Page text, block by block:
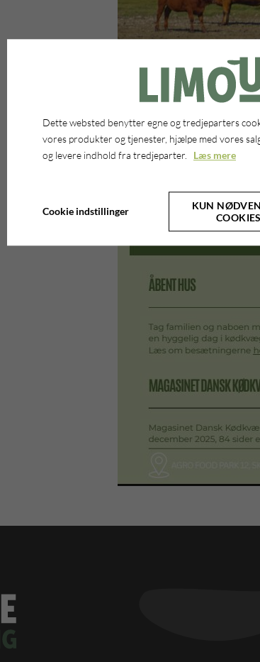
Dette websted benytter egne og tredjeparters
vores produkter og tjenester, hjælpe med vores
og levere indhold fra tredjeparter. Læs mere
Cookie indstillinger
KUN
COOKIES